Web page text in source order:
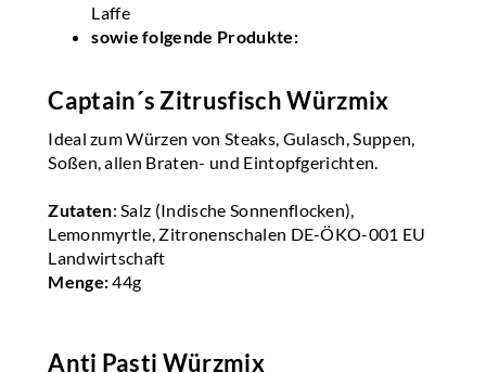
Laffe
sowie folgende Produkte:
Captain´s Zitrusfisch Würzmix
Ideal zum Würzen von Steaks, Gulasch, Suppen,
Soßen, allen Braten- und Eintopfgerichten.
Zutaten: Salz (Indische Sonnenflocken),
Lemonmyrtle, Zitronenschalen DE-ÖKO-001 EU
Landwirtschaft
Menge:44g
Anti Pasti Würzmix